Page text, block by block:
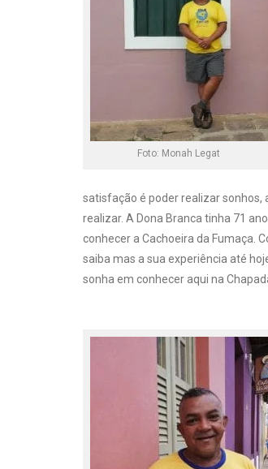
Foto: Monah Legat
satisfação é poder realizar sonhos,
realizar. A Dona Branca tinha 71
conhecer a Cachoeira da Fumaça.
saiba mas a sua experiência até
sonha em conhecer aqui na